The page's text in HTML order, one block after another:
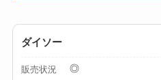
ダイソー
販売状況 ◎